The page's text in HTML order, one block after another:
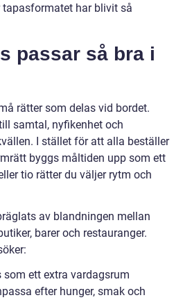
har blivit så
passar så bra i
rätter som delas vid bordet.
samtal, nyfikenhet och
I stället för att alla beställer
byggs måltiden upp som ett
tio rätter du väljer rytm och
av blandningen mellan
barer och restauranger.
ett extra vardagsrum
efter hunger, smak och